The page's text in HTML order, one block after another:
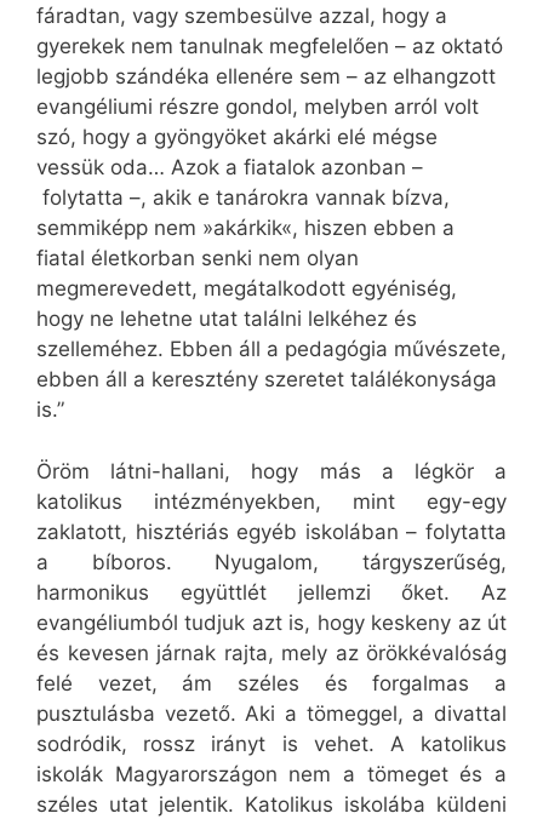
fáradtan, vagy szembesülve azzal, hogy a
gyerekek nem tanulnak megfelelően – az oktató
legjobb szándéka ellenére sem – az elhangzott
evangéliumi részre gondol, melyben arról volt
szó, hogy a gyöngyöket akárki elé mégse
vessük oda… Azok a fiatalok azonban –
folytatta –, akik e tanárokra vannak bízva,
semmiképp nem »akárkik«, hiszen ebben a
fiatal életkorban senki nem olyan
megmerevedett, megátalkodott egyéniség,
hogy ne lehetne utat találni lelkéhez és
szelleméhez. Ebben áll a pedagógia művészete,
ebben áll a keresztény szeretet találékonysága
is.”
Öröm látni-hallani, hogy más a légkör a
katolikus intézményekben, mint egy-egy
zaklatott, hisztériás egyéb iskolában – folytatta
a bíboros. Nyugalom, tárgyszerűség,
harmonikus együttlét jellemzi őket. Az
evangéliumból tudjuk azt is, hogy keskeny az út
és kevesen járnak rajta, mely az örökkévalóság
felé vezet, ám széles és forgalmas a
pusztulásba vezető. Aki a tömeggel, a divattal
sodródik, rossz irányt is vehet. A katolikus
iskolák Magyarországon nem a tömeget és a
széles utat jelentik. Katolikus iskolába küldeni